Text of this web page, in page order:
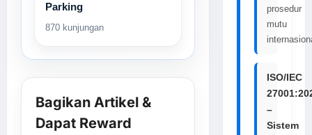
Parking
870 kunjungan
Bagikan Artikel &
Dapat Reward
prosedur
mutu
ISO/IEC
–
Sistem